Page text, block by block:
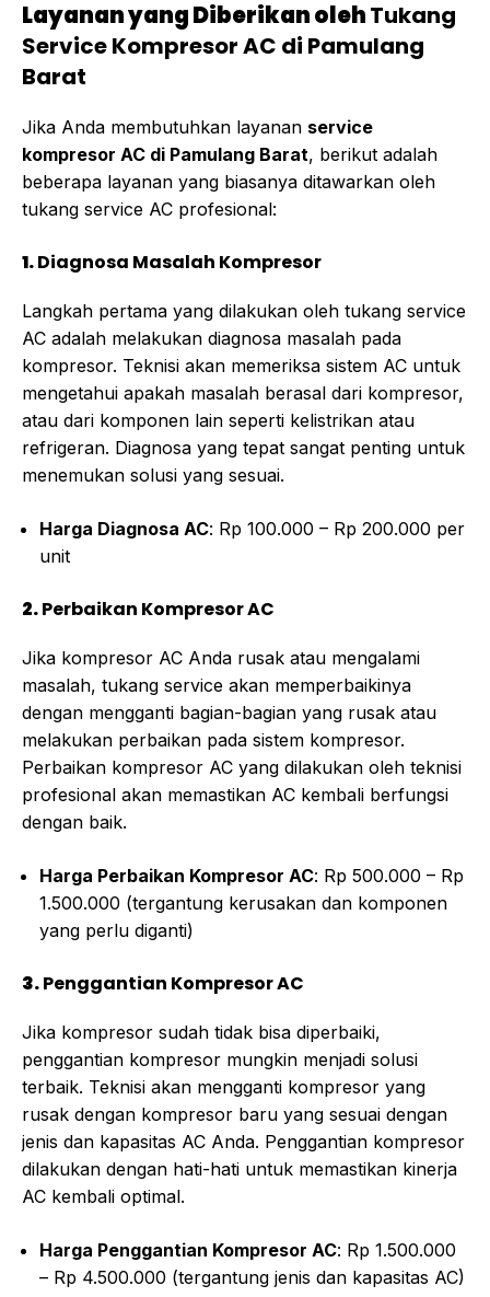
Layanan yang Diberikan olehTukang
Service Kompresor AC di Pamulang
Barat
Jika Anda membutuhkan layanan service
kompresor AC di Pamulang Barat, berikut adalah
beberapa layanan yang biasanya ditawarkan oleh
tukang service AC profesional:
1.Diagnosa Masalah Kompresor
Langkah pertama yang dilakukan oleh tukang service
AC adalah melakukan diagnosa masalah pada
kompresor. Teknisi akan memeriksa sistem AC untuk
mengetahui apakah masalah berasal dari kompresor,
atau dari komponen lain seperti kelistrikan atau
refrigeran. Diagnosa yang tepat sangat penting untuk
menemukan solusi yang sesuai.
Harga Diagnosa AC: Rp 100.000 – Rp 200.000 per
unit
2.Perbaikan Kompresor AC
Jika kompresor AC Anda rusak atau mengalami
masalah, tukang service akan memperbaikinya
dengan mengganti bagian-bagian yang rusak atau
melakukan perbaikan pada sistem kompresor.
Perbaikan kompresor AC yang dilakukan oleh teknisi
profesional akan memastikan AC kembali berfungsi
dengan baik.
Harga Perbaikan Kompresor AC: Rp 500.000 – Rp
1.500.000 (tergantung kerusakan dan komponen
yang perlu diganti)
3.Penggantian Kompresor AC
Jika kompresor sudah tidak bisa diperbaiki,
penggantian kompresor mungkin menjadi solusi
terbaik. Teknisi akan mengganti kompresor yang
rusak dengan kompresor baru yang sesuai dengan
jenis dan kapasitas AC Anda. Penggantian kompresor
dilakukan dengan hati-hati untuk memastikan kinerja
AC kembali optimal.
Harga Penggantian Kompresor AC: Rp 1.500.000
– Rp 4.500.000 (tergantung jenis dan kapasitas AC)